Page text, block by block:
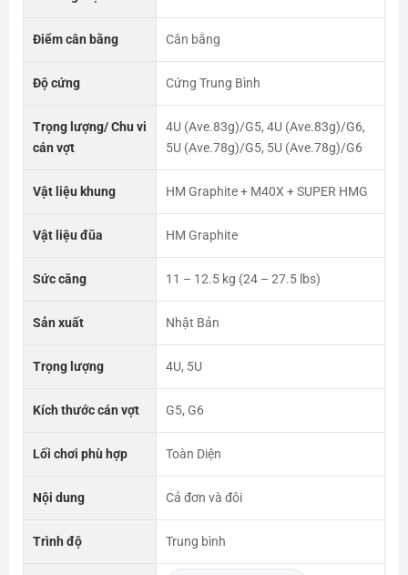
Điểm cân bằng Cân bằng
Độ cứng Cứng Trung Bình
Trọng lượng/ Chu vi
cán vợt
4U (Ave.83g)/G5, 4U (Ave.83g)/G6,
5U (Ave.78g)/G5, 5U (Ave.78g)/G6
Vật liệu khung HM Graphite + M40X + SUPER HMG
Vật liệu đũa HM Graphite
Sức căng 11 – 12.5 kg (24 – 27.5 lbs)
Sản xuất Nhật Bản
Trọng lượng 4U, 5U
Kích thước cán vợt G5, G6
Lối chơi phù hợp Toàn Diện
Nội dung Cả đơn và đôi
Trình độ Trung bình